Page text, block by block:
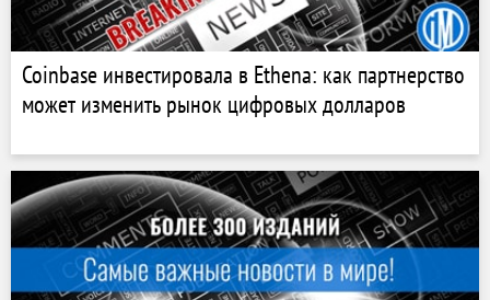
Coinbase инвестировала в Ethena: как партнерство
может изменить рынок цифровых долларов